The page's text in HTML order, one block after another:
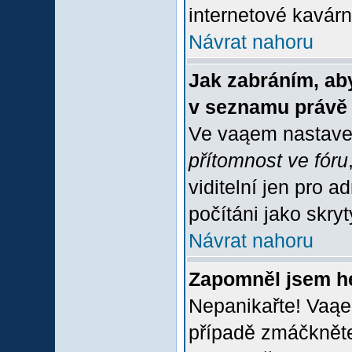
internetové
Návrat nahoru
Jak zabráním,
v seznamu
Ve vaąem
přítomnost ve fóru
viditelní jen pro
počítáni jako
Návrat nahoru
Zapomněl jsem
Nepanikařte!
případě